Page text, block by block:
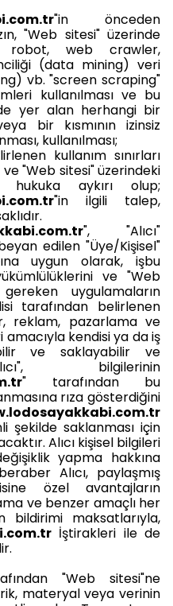
"in önceden
"Web sitesi" üzerinde
robot, web crawler,
(data mining) veri
vb. "screen scraping"
kullanılması ve bu
yer alan herhangi bir
bir kısmının izinsiz
kullanılması;
kullanım sınırları
ve "Web sitesi" üzerindeki
hukuka aykırı olup;
"in ilgili talep,
", "Alıcı"
edilen "Üye/Kişisel"
uygun olarak, işbu
ve "Web
uygulamaların
tarafından belirlenen
reklam, pazarlama ve
kendisi ya da iş
ve saklayabilir ve
bilgilerinin
" tarafından bu
rıza gösterdiğini
şekilde saklanması için
Alıcı kişisel bilgileri
yapma hakkına
Alıcı, paylaşmış
özel avantajların
ve benzer amaçlı her
bildirimi maksatlarıyla,
İştirakleri ile de
"Web sitesi"ne
materyal veya verinin